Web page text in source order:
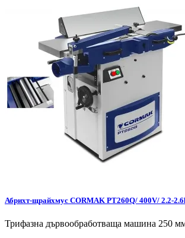
Абрихт-щрайхмус CORMAK PT260Q/ 400V/ 2.2-
Трифазна дървообработваща машина 250